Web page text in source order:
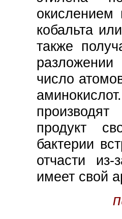
окислением
кобальта
также
число
продукт
бактерии
отчасти
имеет свой